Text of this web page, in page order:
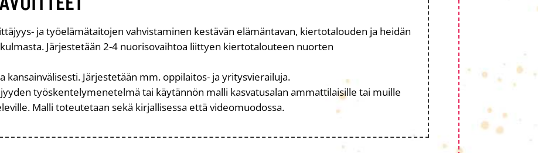
ja työelämätaitojen vahvistaminen kestävän elämäntavan, kiertotalouden ja heidän
Järjestetään 2-4 nuorisovaihtoa liittyen kiertotalouteen nuorten
kansainvälisesti. Järjestetään mm. oppilaitos- ja yritysvierailuja.
työskentelymenetelmä tai käytännön malli kasvatusalan ammattilaisille tai muille
Malli toteutetaan sekä kirjallisessa että videomuodossa.